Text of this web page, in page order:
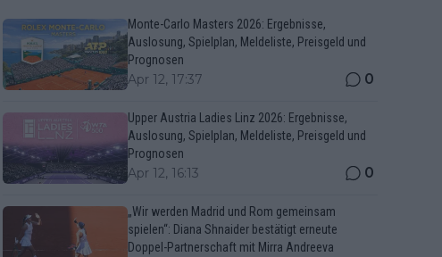
Monte-Carlo Masters 2026: Ergebnisse,
Auslosung, Spielplan, Meldeliste, Preisgeld und
Prognosen
Apr 12, 17:37 0
Upper Austria Ladies Linz 2026: Ergebnisse,
Auslosung, Spielplan, Meldeliste, Preisgeld und
Prognosen
Apr 12, 16:13 0
„Wir werden Madrid und Rom gemeinsam
spielen“: Diana Shnaider bestätigt erneute
Doppel-Partnerschaft mit Mirra Andreeva